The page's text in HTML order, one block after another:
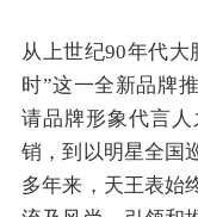
从上世纪90年代大
时”这一全新品牌
请品牌形象代言
销，到以明星全国
多年来，天王表始